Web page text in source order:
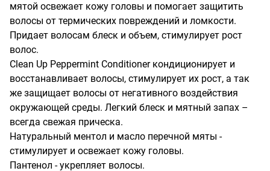
мятой освежает кожу головы и помогает защитить
волосы от термических повреждений и ломкости.
Придает волосам блеск и объем, стимулирует рост
волос.
Clean Up Peppermint Conditioner кондиционирует и
восстанавливает волосы, стимулирует их рост, а так
же защищает волосы от негативного воздействия
окружающей среды. Легкий блеск и мятный запах –
всегда свежая прическа.
Натуральный ментол и масло перечной мяты -
стимулирует и освежает кожу головы.
Пантенол - укрепляет волосы.